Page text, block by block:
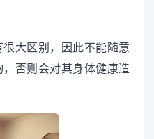
大区别，因此不能随意
否则会对其身体健康造